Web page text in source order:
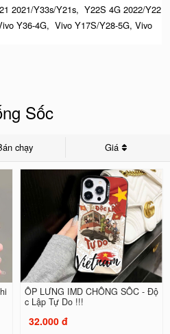
2021/Y33s/Y21s, Y22S 4G 2022/Y22
Y36-4G, Vivo Y17S/Y28-5G, Vivo
Sốc
chạy Giá
ỐP LƯNG IMD CHỐNG SỐC - Độ
c Lập Tự Do !!!
32.000 đ